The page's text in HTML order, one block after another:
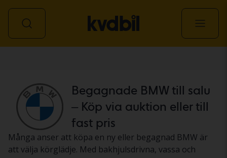
Begagnade BMW till salu
– Köp via auktion eller till
fast pris
Många anser att köpa en ny eller begagnad BMW är
att välja körglädje. Med bakhjulsdrivna, vassa och